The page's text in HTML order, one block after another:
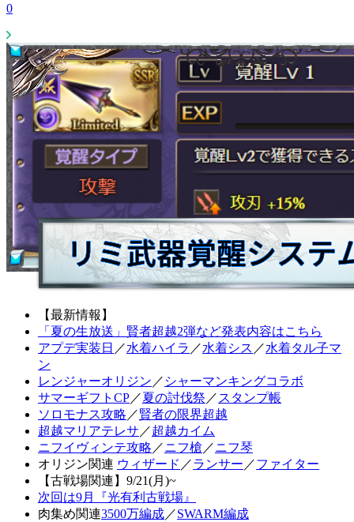
0
【最新情報】
「夏の生放送」賢者超越2弾など発表内容はこちら
アプデ実装日 ／水着ハイラ ／水着シス ／水着タル子マ
ン
レンジャーオリジン ／ シャーマンキングコラボ
サマーギフトCP／夏の討伐祭 ／ スタンプ帳
ソロモナス攻略 ／賢者の限界超越
超越マリアテレサ ／超越カイム
ニフイヴィンテ攻略 ／ニフ槍 ／ニフ琴
オリジン関連 ウィザード ／ランサー ／ファイター
【古戦場関連】9/21(月)~
次回は9月『光有利古戦場』
肉集め関連3500万編成／SWARM編成